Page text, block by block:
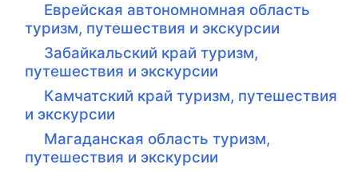
Еврейская автономномная область
туризм, путешествия и экскурсии
Забайкальский край туризм,
путешествия и экскурсии
Камчатский край туризм, путешествия
и экскурсии
Магаданская область туризм,
путешествия и экскурсии